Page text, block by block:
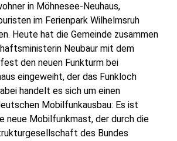
in Möhnesee-Neuhaus,
im Ferienpark Wilhelmsruh
Heute hat die Gemeinde zusammen
Neubaur mit dem
den neuen Funkturm bei
eingeweiht, der das Funkloch
handelt es sich um einen
Mobilfunkausbau: Es ist
neue Mobilfunkmast, der durch die
des Bundes